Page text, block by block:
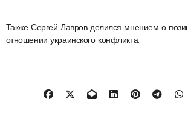
Также Сергей Лавров делился мнением о
отношении украинского конфликта.